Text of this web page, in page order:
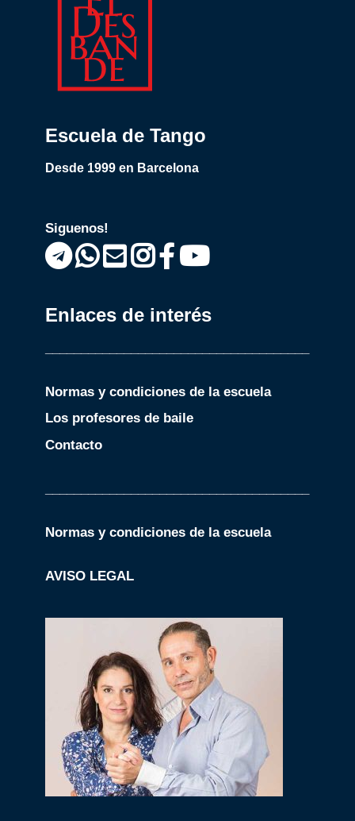
Escuela de Tango
Desde 1999 en Barcelona
Siguenos!
Enlaces de interés
Normas y condiciones de la escuela
Los profesores de baile
Contacto
Normas y condiciones de la escuela
AVISO LEGAL